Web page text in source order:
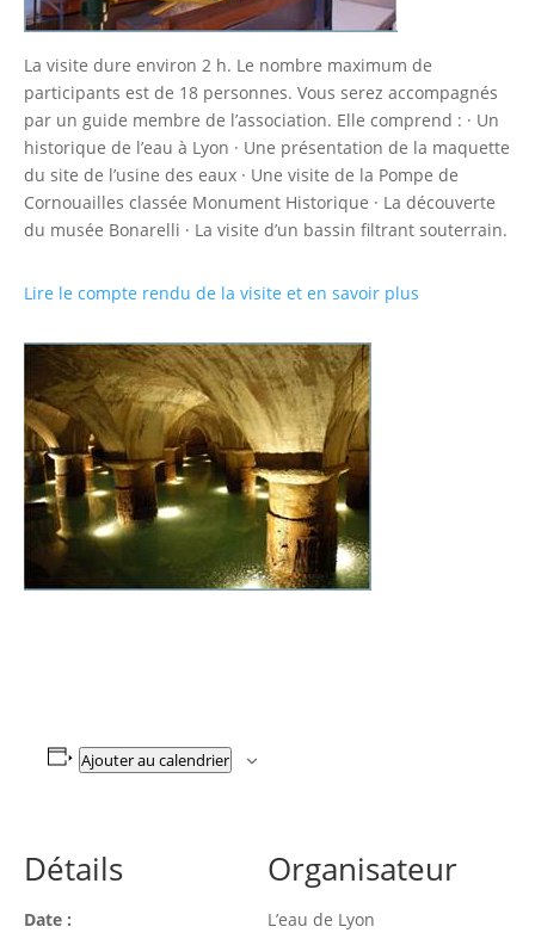
La visite dure environ 2 h. Le nombre maximum de
participants est de 18 personnes. Vous serez accompagnés
par un guide membre de l’association. Elle comprend : · Un
historique de l’eau à Lyon · Une présentation de la maquette
du site de l’usine des eaux · Une visite de la Pompe de
Cornouailles classée Monument Historique · La découverte
du musée Bonarelli · La visite d’un bassin filtrant souterrain.
Lire le compte rendu de la visite et en savoir plus
Ajouter au calendrier
Détails
Date :
Organisateur
L’eau de Lyon